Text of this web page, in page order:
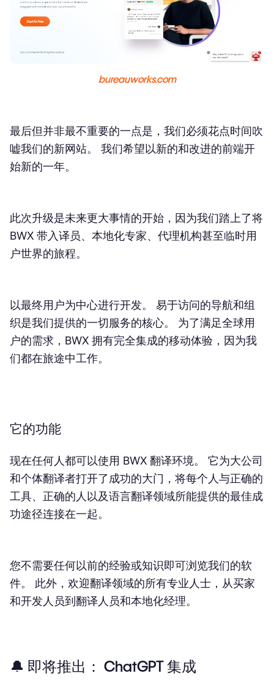
bureauworks.com
最后但并非最不重要的一点是，我们必须花点时间吹
嘘我们的新网站。 我们希望以新的和改进的前端开
始新的一年。
此次升级是未来更大事情的开始，因为我们踏上了将
BWX 带入译员、本地化专家、代理机构甚至临时用
户世界的旅程。
以最终用户为中心进行开发。 易于访问的导航和组
织是我们提供的一切服务的核心。 为了满足全球用
户的需求，BWX 拥有完全集成的移动体验，因为我
们都在旅途中工作。
它的功能
现在任何人都可以使用 BWX 翻译环境。 它为大公司
和个体翻译者打开了成功的大门，将每个人与正确的
工具、正确的人以及语言翻译领域所能提供的最佳成
功途径连接在一起。
您不需要任何以前的经验或知识即可浏览我们的软
件。 此外，欢迎翻译领域的所有专业人士，从买家
和开发人员到翻译人员和本地化经理。
🔔 即将推出： ChatGPT 集成